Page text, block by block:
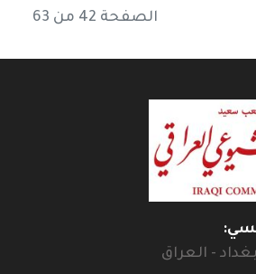
الصفحة 42 من 63
- العراق